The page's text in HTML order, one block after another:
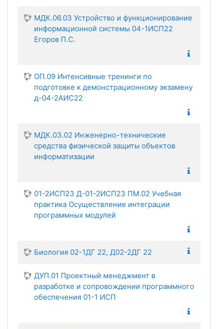
МДК.06.03 Устройство и функционирование
информационной системы 04-1ИСП22
Егоров П.С.
ОП.09 Интенсивные тренинги по
подготовке к демонстрационному экзамену
д-04-2АИС22
МДК.03.02 Инженерно-технические
средства физической защиты объектов
информатизации
01-2ИСП23 Д-01-2ИСП23 ПМ.02 Учебная
практика Осуществление интеграции
программных модулей
Биология 02-1ДГ 22, Д02-2ДГ 22
ДУП.01 Проектный менеджмент в
разработке и сопровождении программного
обеспечения 01-1 ИСП